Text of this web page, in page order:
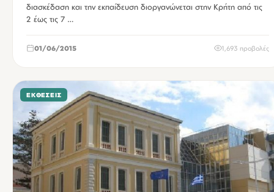
διασκέδαση και την εκπαίδευση διοργανώνεται στην Κρήτη από τις
2 έως τις 7 …
01/06/2015 1,693 προβολές
ΕΚΘΈΣΕΙΣ